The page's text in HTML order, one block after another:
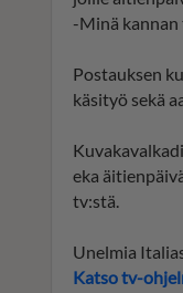
-Minä
Postauksen
käsityö sekä
eka
tv:stä.
Unelmia
Katso tv-